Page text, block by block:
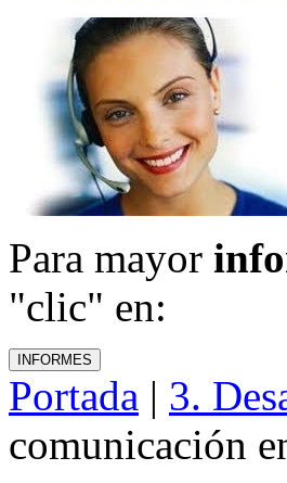
Para mayor
"clic" en:
Portada | 3.
comunicación